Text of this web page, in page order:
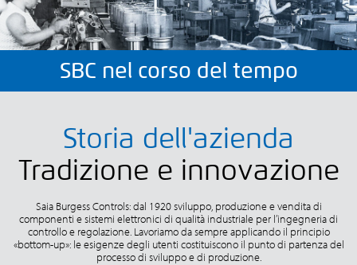
SBC nel corso del tempo
Storia dell'azienda
Tradizione e innovazione
Saia Burgess Controls: dal 1920 sviluppo, produzione e vendita di
componenti e sistemi elettronici di qualità industriale per l’ingegneria di
controllo e regolazione. Lavoriamo da sempre applicando il principio
«bottom-up»: le esigenze degli utenti costituiscono il punto di partenza del
processo di sviluppo e di produzione.